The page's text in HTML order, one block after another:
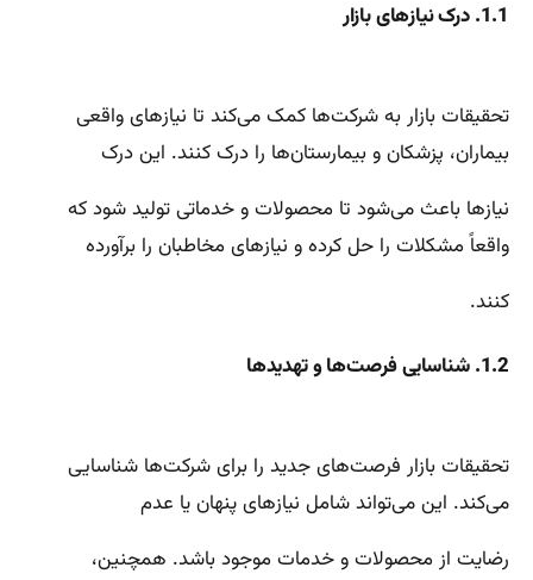
1.1. درک نیازهای بازار
تحقیقات بازار به شرکت‌ها کمک می‌کند تا نیازهای واقعی
بیماران، پزشکان و بیمارستان‌ها را درک کنند. این درک
نیازها باعث می‌شود تا محصولات و خدماتی تولید شود که
واقعاً مشکلات را حل کرده و نیازهای مخاطبان را برآورده
کنند.
1.2. شناسایی فرصت‌ها و تهدیدها
تحقیقات بازار فرصت‌های جدید را برای شرکت‌ها شناسایی
می‌کند. این می‌تواند شامل نیازهای پنهان یا عدم
رضایت از محصولات و خدمات موجود باشد. همچنین،